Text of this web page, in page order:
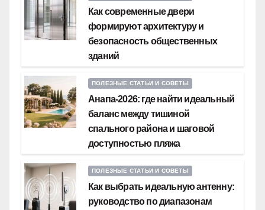
Как современные двери
формируют архитектуру и
безопасность общественных
зданий
ПОЛЕЗНЫЕ СТАТЬИ И СОВЕТЫ
Анапа-2026: где найти идеальный
баланс между тишиной
спального района и шаговой
доступностью пляжа
ПОЛЕЗНЫЕ СТАТЬИ И СОВЕТЫ
Как выбрать идеальную антенну:
руководство по диапазонам